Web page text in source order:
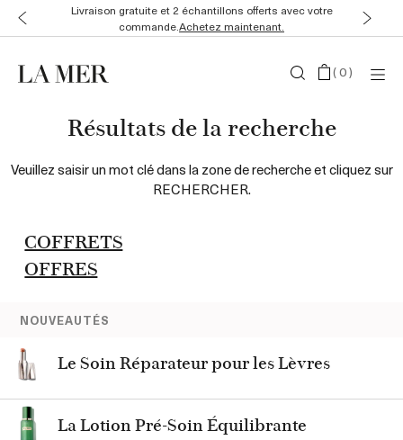
Livraison gratuite et 2 échantillons offerts avec votre
commande.Achetez maintenant.
(0)
Résultats de la recherche
Veuillez saisir un mot clé dans la zone de recherche et cliquez sur
RECHERCHER.
COFFRETS
OFFRES
NOUVEAUTÉS
Le Soin Réparateur pour les Lèvres
La Lotion Pré-Soin Équilibrante